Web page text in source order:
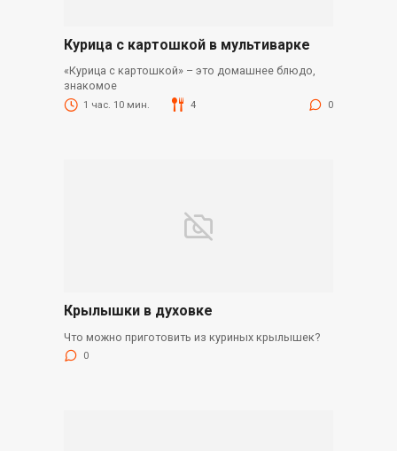
Курица с картошкой в мультиварке
«Курица с картошкой» – это домашнее блюдо,
знакомое
1 час. 10 мин. 4 0
Крылышки в духовке
Что можно приготовить из куриных крылышек?
0